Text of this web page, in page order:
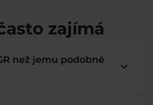
zajímá
než jemu podobné
keyboard_arrow_down